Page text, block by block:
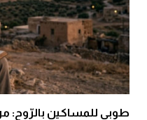
طوبى للمساكين بالرّوح: